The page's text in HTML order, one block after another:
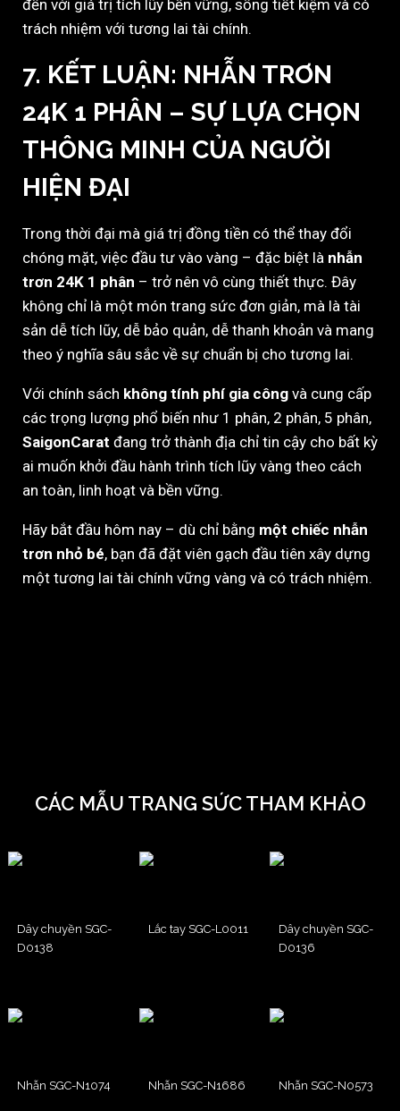
đến với giá trị tích lũy bền vững, sống tiết kiệm và có
trách nhiệm với tương lai tài chính.
7. KẾT LUẬN: NHẪN TRƠN
24K 1 PHÂN – SỰ LỰA CHỌN
THÔNG MINH CỦA NGƯỜI
HIỆN ĐẠI
Trong thời đại mà giá trị đồng tiền có thể thay đổi
chóng mặt, việc đầu tư vào vàng – đặc biệt là nhẫn
trơn 24K 1 phân – trở nên vô cùng thiết thực. Đây
không chỉ là một món trang sức đơn giản, mà là tài
sản dễ tích lũy, dễ bảo quản, dễ thanh khoản và mang
theo ý nghĩa sâu sắc về sự chuẩn bị cho tương lai.
Với chính sách không tính phí gia công và cung cấp
các trọng lượng phổ biến như 1 phân, 2 phân, 5 phân,
SaigonCarat đang trở thành địa chỉ tin cậy cho bất kỳ
ai muốn khởi đầu hành trình tích lũy vàng theo cách
an toàn, linh hoạt và bền vững.
Hãy bắt đầu hôm nay – dù chỉ bằng một chiếc nhẫn
trơn nhỏ bé, bạn đã đặt viên gạch đầu tiên xây dựng
một tương lai tài chính vững vàng và có trách nhiệm.
CÁC MẪU TRANG SỨC THAM KHẢO
Dây chuyền SGC-
D0138
Lắc tay SGC-L0011
Dây chuyền SGC-
D0136
Nhẫn SGC-N1074 Nhẫn SGC-N1686 Nhẫn SGC-N0573